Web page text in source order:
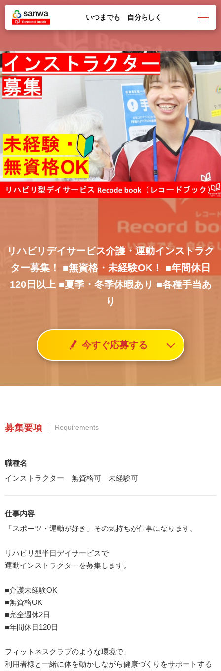
いつまでも 自分らしく
リハビリデイサービス介護・運動インストラク
ター募集！
■無資格・未経験OK！
■年間休日
120日以上■夏季・冬季休暇あり ■各種手当あ
り
今すぐ応募する
募集要項 Requirements
職種名
インストラクター 無資格可 未経験可
仕事内容
「スポーツ・運動が好き」その気持ちが仕事になります。
リハビリ型半日デイサービスで
運動インストラクターを募集します。
■介護未経験OK
■無資格OK
■完全週休2日
■年間休日120日
フィットネスクラブのような環境で、
利用者様と一緒に体を動かしながら健康づくりをサポートする